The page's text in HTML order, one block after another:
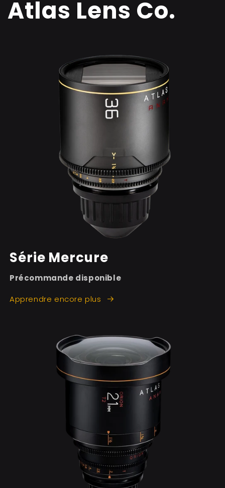
Atlas Lens Co.
Série Mercure
Précommande disponible
Apprendre encore plus